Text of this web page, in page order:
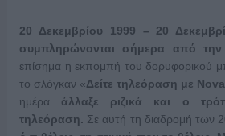
20 Δεκεμβρίου 1999 – 20
συμπληρώνονται σήμερα από
επίσημα η εκπομπή του δορυφορικού
το σλόγκαν «Δείτε τηλεόραση με Nova
ημέρα άλλαξε ριζικά και ο
τηλεόραση. Σε αυτή τη διαδρομή των